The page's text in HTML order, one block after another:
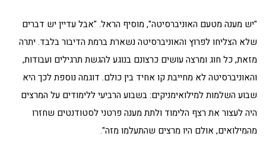
"יש מענה מטעם האוניברסיטה", מוסיף הראל. "אבל עדיין יש דברים
שלא הצליחו לפרוץ והאוניברסיטה נשארת ברמת הדיבור בלבד. יתרה
מזאת, כל חוג ומרצה עושים כרצונם בנוגע להגשת תרגילים ועבודות,
והאוניברסיטה לא מחייבת קו אחיד בין כולם. דוגמה נוספת לכך היא
שבוע השלמות למילואימניקים: בשבוע הרביעי ללימודים על המרצים
היה לעצור את רצף הלימוד ולתת מענה פרטני לסטודנטים שחזרו
מהמילואים, אולם היו מרצים שהתעלמו מזה".